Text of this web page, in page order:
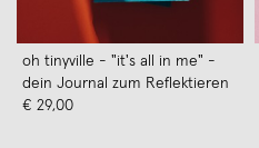
oh tinyville - "it's all in me" -
dein Journal zum Reflektieren
€ 29,00